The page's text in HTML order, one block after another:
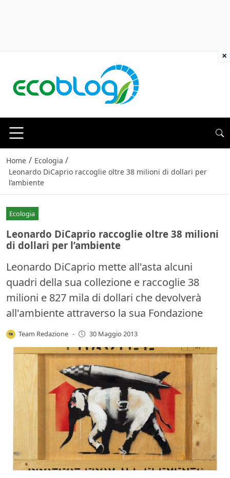
Home / Ecologia /
Leonardo DiCaprio raccoglie oltre 38 milioni di dollari per
l’ambiente
Ecologia
Leonardo DiCaprio raccoglie oltre 38 milioni
di dollari per l’ambiente
Leonardo DiCaprio mette all'asta alcuni
quadri della sua collezione e raccoglie 38
milioni e 827 mila di dollari che devolverà
all'ambiente attraverso la sua Fondazione
Team Redazione - 30 Maggio 2013
×